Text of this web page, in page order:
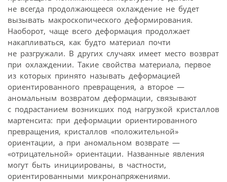
не всегда продолжающееся охлаждение не будет
вызывать макроскопического деформирования.
Наоборот, чаще всего деформация продолжает
накапливаться, как будто материал почти
не разгружали. В других случаях имеет место возврат
при охлаждении. Такие свойства материала, первое
из которых принято называть деформацией
ориентированного превращения, а второе —
аномальным возвратом деформации, связывают
с подрастанием возникших под нагрузкой кристаллов
мартенсита: при деформации ориентированного
превращения, кристаллов «положительной»
ориентации, а при аномальном возврате —
«отрицательной» ориентации. Названные явления
могут быть инициированы, в частности,
ориентированными микронапряжениями.